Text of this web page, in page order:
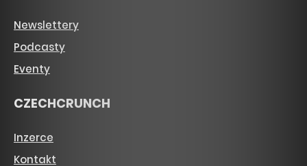
Newslettery
Podcasty
Eventy
CZECHCRUNCH
Inzerce
Kontakt